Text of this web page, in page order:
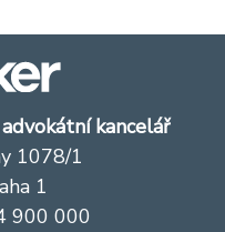
kancelář
1078/1
1
900 000